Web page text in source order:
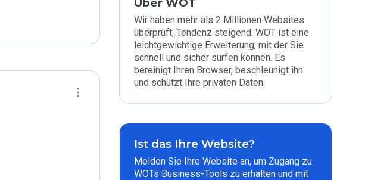
Wir haben mehr als 2 Millionen Websites
überprüft, Tendenz steigend. WOT ist eine
leichtgewichtige Erweiterung, mit der Sie
schnell und sicher surfen können. Es
bereinigt Ihren Browser, beschleunigt ihn
und schützt Ihre privaten Daten.
Ist das Ihre Website?
Melden Sie Ihre Website an, um Zugang zu
WOTs Business-Tools zu erhalten und mit